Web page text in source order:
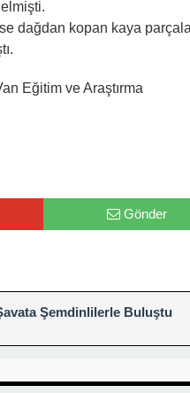
dağdan kopan kaya
Eğitim ve Araştırma
Gönder
Şemdinlilerle Buluştu